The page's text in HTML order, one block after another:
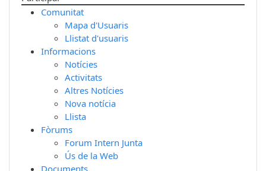
Comunitat
Mapa d'Usuaris
Llistat d'usuaris
Informacions
Notícies
Activitats
Altres Notícies
Nova notícia
Llista
Fòrums
Forum Intern Junta
Ús de la Web
Documents